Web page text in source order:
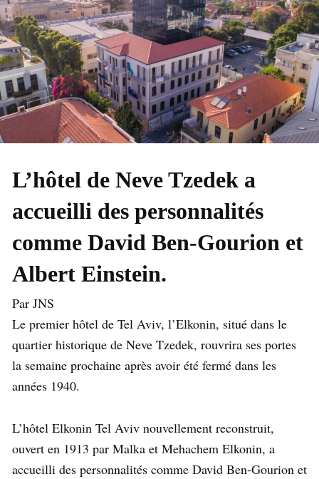
L’hôtel de Neve Tzedek a
accueilli des personnalités
comme David Ben-Gourion et
Albert Einstein.
Par JNS
Le premier hôtel de Tel Aviv, l’Elkonin, situé dans le
quartier historique de Neve Tzedek, rouvrira ses portes
la semaine prochaine après avoir été fermé dans les
années 1940.
L’hôtel Elkonin Tel Aviv nouvellement reconstruit,
ouvert en 1913 par Malka et Mehachem Elkonin, a
accueilli des personnalités comme David Ben-Gourion et